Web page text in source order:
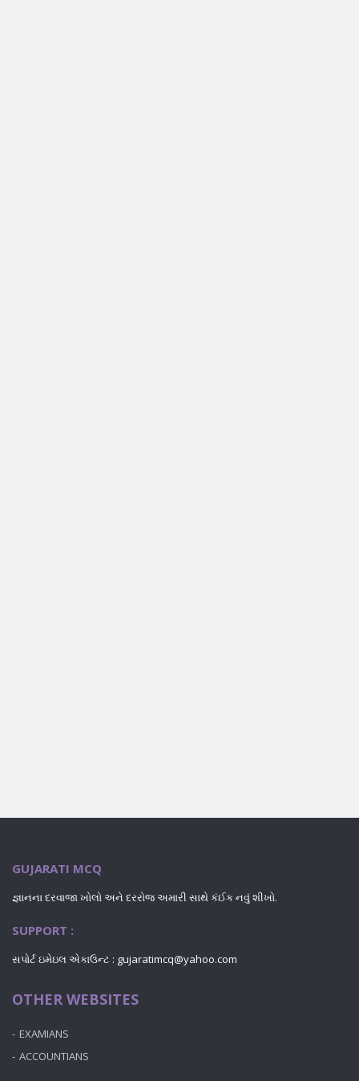
GUJARATI MCQ
જ્ઞાનના દરવાજા ખોલો અને દરરોજ અમારી સાથે કંઈક નવું શીખો.
SUPPORT :
સપોર્ટ ઇમેઇલ એકાઉન્ટ : gujaratimcq@yahoo.com
OTHER WEBSITES
EXAMIANS
ACCOUNTIANS